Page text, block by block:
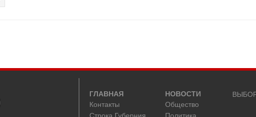
ГЛАВНАЯ
Контакты
НОВОСТИ
Общество